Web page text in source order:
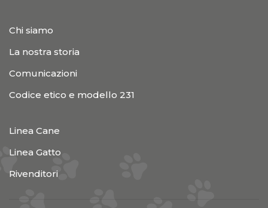
Chi siamo
La nostra storia
Comunicazioni
Codice etico e modello 231
Linea Cane
Linea Gatto
Rivenditori